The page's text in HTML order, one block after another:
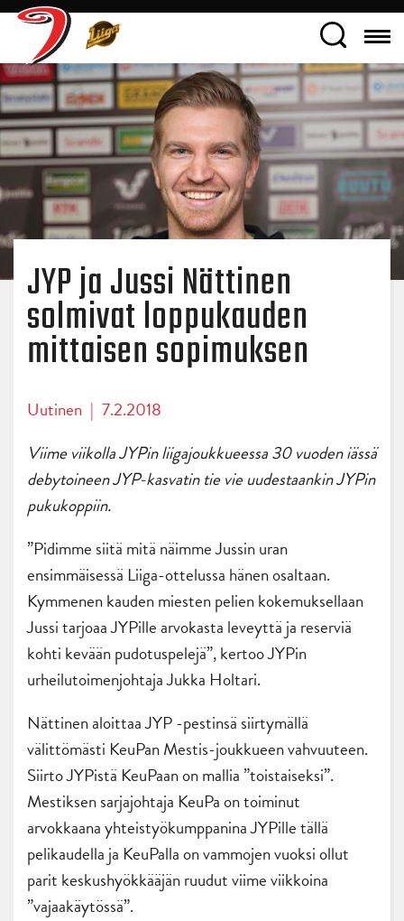
JYP ja Jussi Nättinen
solmivat loppukauden
mittaisen sopimuksen
Uutinen | 7.2.2018
Viime viikolla JYPin liigajoukkueessa 30 vuoden iässä
debytoineen JYP-kasvatin tie vie uudestaankin JYPin
pukukoppiin.
”Pidimme siitä mitä näimme Jussin uran
ensimmäisessä Liiga-ottelussa hänen osaltaan.
Kymmenen kauden miesten pelien kokemuksellaan
Jussi tarjoaa JYPille arvokasta leveyttä ja reserviä
kohti kevään pudotuspelejä”, kertoo JYPin
urheilutoimenjohtaja Jukka Holtari.
Nättinen aloittaa JYP -pestinsä siirtymällä
välittömästi KeuPan Mestis-joukkueen vahvuuteen.
Siirto JYPistä KeuPaan on mallia ”toistaiseksi”.
Mestiksen sarjajohtaja KeuPa on toiminut
arvokkaana yhteistyökumppanina JYPille tällä
pelikaudella ja KeuPalla on vammojen vuoksi ollut
parit keskushyökkääjän ruudut viime viikkoina
”vajaakäytössä”.